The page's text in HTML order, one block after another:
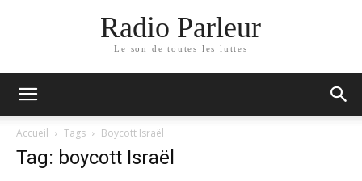
Radio Parleur
Le son de toutes les luttes
Accueil Tags Boycott Israël
Tag: boycott Israël